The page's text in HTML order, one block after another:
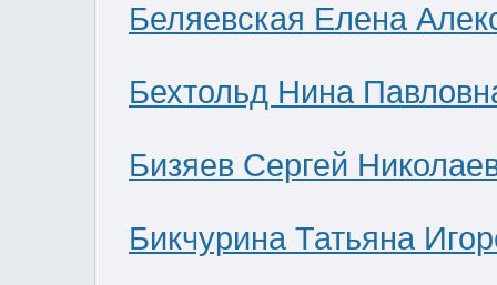
Беляевская Елена
Бехтольд Нина
Бизяев Сергей
Бикчурина Татьяна